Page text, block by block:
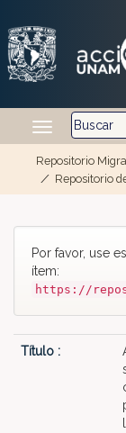
Repositorio
Repositorio
Por favor, use
ítem:
https://
Título :